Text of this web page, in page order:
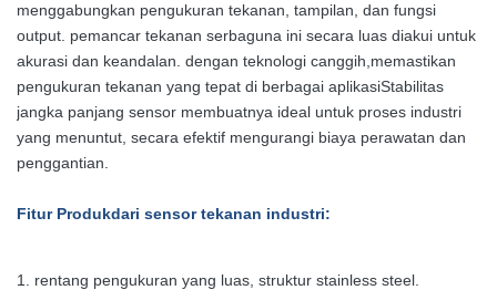
menggabungkan pengukuran tekanan, tampilan, dan fungsi
output. pemancar tekanan serbaguna ini secara luas diakui untuk
akurasi dan keandalan. dengan teknologi canggih,memastikan
pengukuran tekanan yang tepat di berbagai aplikasiStabilitas
jangka panjang sensor membuatnya ideal untuk proses industri
yang menuntut, secara efektif mengurangi biaya perawatan dan
penggantian.
Fitur Produkdari sensor tekanan industri:
1. rentang pengukuran yang luas, struktur stainless steel.